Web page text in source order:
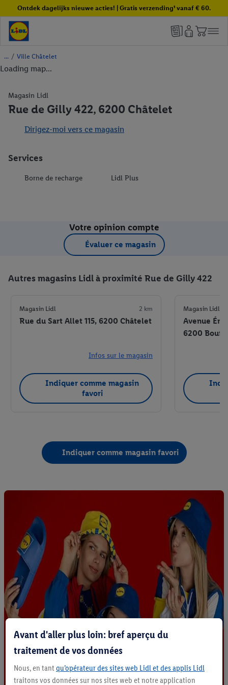
Ontdek dagelijks nieuwe acties! | Gratis verzending¹ vanaf € 60.
/ Ville Châtelet
Loading map...
Magasin Lidl
Rue de Gilly 422, 6200 Châtelet
Dirigez-moi vers ce magasin
Services
Borne de recharge Lidl Plus
Votre opinion compte
Évaluer ce magasin
Autres magasins Lidl à proximité Rue de Gilly 422
Magasin Lidl 2 km
Rue du Sart Allet 115, 6200 Châtelet
Infos sur le magasin
Indiquer comme magasin
favori
Magasin Lidl
Avenue
6200
Indiquer comme magasin favori
Avant d'aller plus loin: bref aperçu du
traitement de vos données
Nous, en tant qu’opérateur des sites web Lidl et des applis Lidl
traitons vos données sur nos sites web et notre application